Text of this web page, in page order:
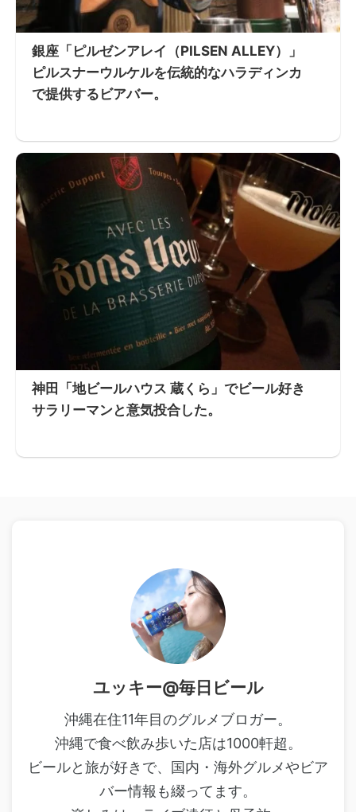
銀座「ピルゼンアレイ（PILSEN ALLEY）」
ピルスナーウルケルを伝統的なハラディンカ
で提供するビアバー。
神田「地ビールハウス 蔵くら」でビール好き
サラリーマンと意気投合した。
ユッキー@毎日ビール
沖縄在住11年目のグルメブロガー。
沖縄で食べ飲み歩いた店は1000軒超。
ビールと旅が好きで、国内・海外グルメやビア
バー情報も綴ってます。